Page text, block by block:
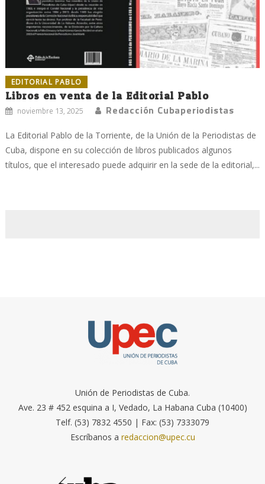
EDITORIAL PABLO
Libros en venta de la Editorial Pablo
noviembre 13, 2025 Redacción Cubaperiodistas
La Editorial Pablo de la Torriente, de la Unión de la Periodistas de
Cuba, dispone en su colección de libros publicados algunos
títulos, que el interesado puede adquirir en la sede de la editorial,...
Unión de Periodistas de Cuba.
Ave. 23 # 452 esquina a I, Vedado, La Habana Cuba (10400)
Telf. (53) 7832 4550 | Fax: (53) 7333079
Escríbanos a redaccion@upec.cu